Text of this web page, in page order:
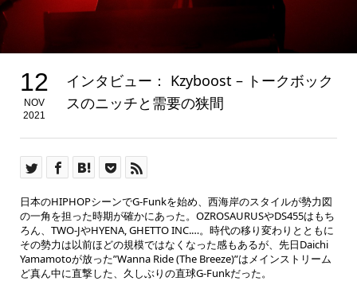
12
NOV
2021
インタビュー： Kzyboost – トークボック
スのニッチと需要の狭間
日本のHIPHOPシーンでG-Funkを始め、西海岸のスタイルが勢力図
の一角を担った時期が確かにあった。OZROSAURUSやDS455はもち
ろん、TWO-JやHYENA, GHETTO INC.…。時代の移り変わりとともに
その勢力は以前ほどの規模ではなくなった感もあるが、先日Daichi
Yamamotoが放った”Wanna Ride (The Breeze)”はメインストリーム
ど真ん中に直撃した、久しぶりの直球G-Funkだった。